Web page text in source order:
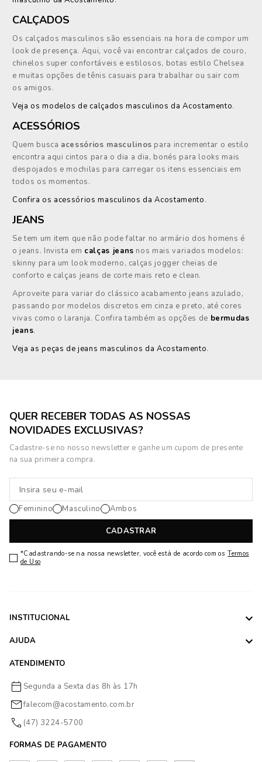
CALÇADOS
Os calçados masculinos são essenciais na hora de compor um
look de presença. Aqui, você vai encontrar calçados de couro,
chinelos super confortáveis e estilosos, botas estilo Chelsea
e muitas opções de tênis casuais para trabalhar ou sair com
os amigos.
Veja os modelos de calçados masculinos da Acostamento.
ACESSÓRIOS
Quem busca acessórios masculinos para incrementar o estilo
encontra aqui cintos para o dia a dia, bonés para looks mais
despojados e mochilas para carregar os itens essenciais em
todos os momentos.
Confira os acessórios masculinos da Acostamento.
JEANS
Se tem um item que não pode faltar no armário dos homens é
o jeans. Invista em calças jeans nos mais variados modelos:
skinny para um look moderno, calças jogger cheias de
conforto e calças jeans de corte mais reto e clean.
Aproveite para variar do clássico acabamento jeans azulado,
passando por modelos discretos em cinza e preto, até cores
vivas como o laranja. Confira também as opções de bermudas
jeans.
Veja as peças de jeans masculinos da Acostamento.
QUER RECEBER TODAS AS NOSSAS
NOVIDADES EXCLUSIVAS?
Cadastre-se no nosso newsletter e ganhe um cupom de presente
na sua primeira compra.
CADASTRAR
Feminino Masculino Ambos
*Cadastrando-se na nossa newsletter, você está de acordo com os Termos
de Uso
INSTITUCIONAL
AJUDA
ATENDIMENTO
Segunda a Sexta das 8h às 17h
falecom@acostamento.com.br
(47) 3224-5700
FORMAS DE PAGAMENTO